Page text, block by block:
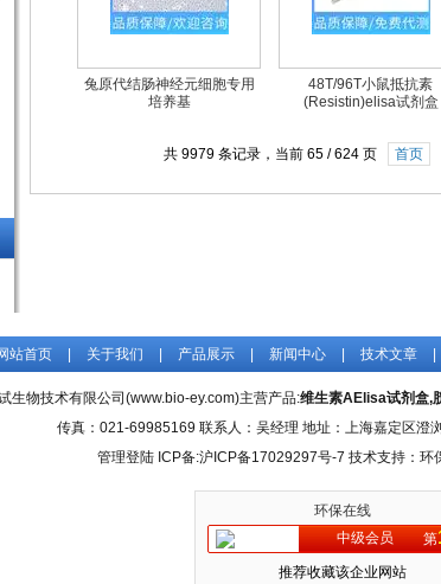
兔原代结肠神经元细胞专用
培养基
48T/96T小鼠抵抗素
(Resistin)elisa试剂盒
共 9979 条记录，当前 65 / 624 页 首页
站首页 关于我们 产品展示 新闻中心 技术文章
生物技术有限公司(www.bio-ey.com)主营产品:维生素AElisa试剂盒,
传真：021-69985169 联系人：吴经理 地址：上海嘉定区澄
管理登陆 ICP备:沪ICP备17029297号-7 技术支持：环
环保在线
中级会员
第
推荐收藏该企业网站